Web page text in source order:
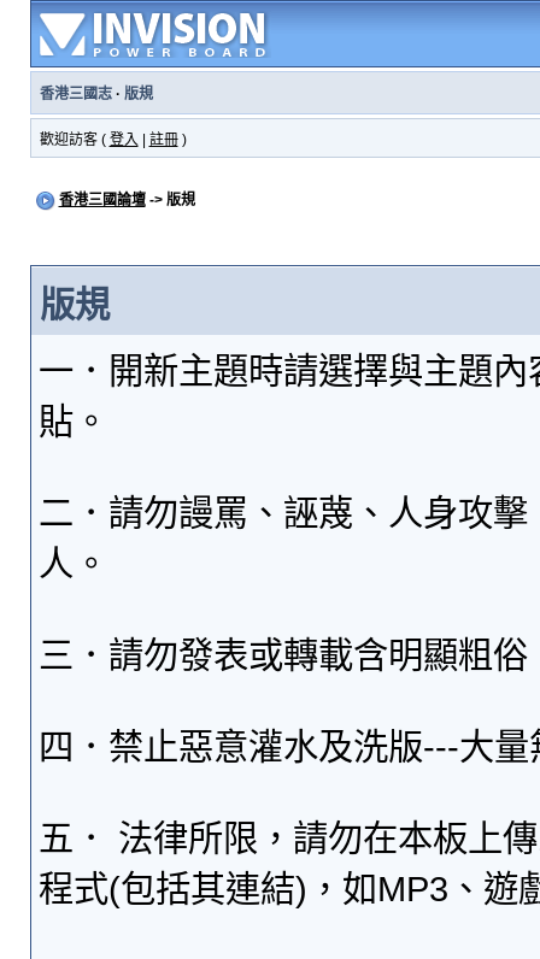
香港三國志· 版規
歡迎訪客 ( 登入 註冊)
香港三國論壇-> 版規
版規
一．開新主題時請選擇與主題
貼。
二．請勿謾罵、誣蔑、人身攻
人。
三．請勿發表或轉載含明顯粗
四．禁止惡意灌水及洗版---大
五． 法律所限，請勿在本板上
程式(包括其連結)，如MP3、遊